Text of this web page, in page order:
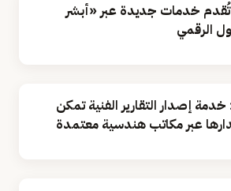
تُقدم خدمات جديدة عبر «أبشر
الرقمي
إصدار التقارير الفنية تمكن
عبر مكاتب هندسية معتمدة